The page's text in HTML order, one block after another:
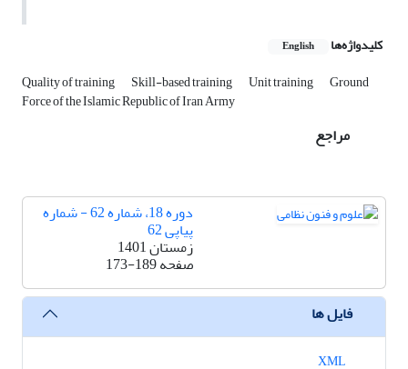
کلیدواژه‌ها English
Quality of training Skill-based training Unit training Ground
Force of the Islamic Republic of Iran Army
مراجع
دوره 18، شماره 62 - شماره
پیاپی 62
زمستان 1401
صفحه173-189
فایل ها